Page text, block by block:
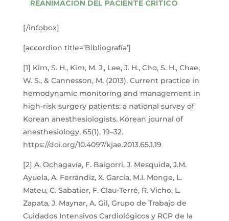
REANIMACIÓN DEL PACIENTE CRÍTICO
[/infobox]
[accordion title=’Bibliografía’]
[1] Kim, S. H., Kim, M. J., Lee, J. H., Cho, S. H., Chae,
W. S., & Cannesson, M. (2013). Current practice in
hemodynamic monitoring and management in
high-risk surgery patients: a national survey of
Korean anesthesiologists. Korean journal of
anesthesiology, 65(1), 19–32.
https://doi.org/10.4097/kjae.2013.65.1.19
[2] A. Ochagavía, F. Baigorri, J. Mesquida, J.M.
Ayuela, A. Ferrándiz, X. García, M.I. Monge, L.
Mateu, C. Sabatier, F. Clau-Terré, R. Vicho, L.
Zapata, J. Maynar, A. Gil, Grupo de Trabajo de
Cuidados Intensivos Cardiológicos y RCP de la